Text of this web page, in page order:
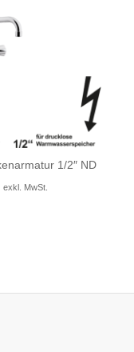
1/2″ ND
exkl. MwSt.
exkl. MwSt.